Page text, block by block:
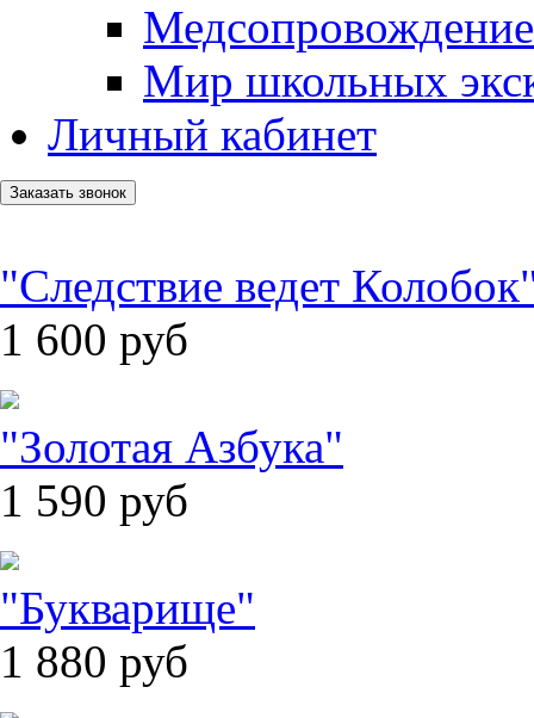
Медсопровождение
Мир школьных
Личный кабинет
Заказать звонок
"Следствие ведет
1 600 руб
"Золотая Азбука"
1 590 руб
"Букварище"
1 880 руб